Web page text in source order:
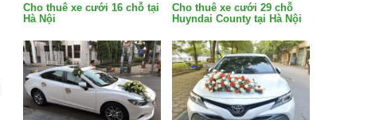
Cho thuê xe cưới 16 chỗ tại
Hà Nội
Cho thuê xe cưới 29 chỗ
Huyndai County tại Hà Nội